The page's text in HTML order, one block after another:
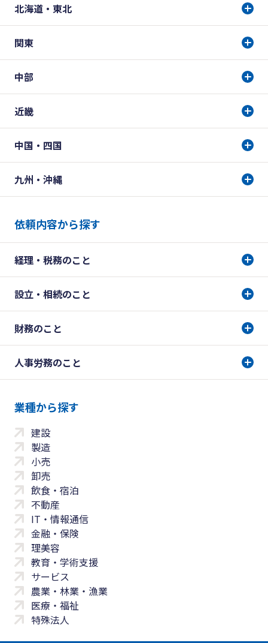
北海道・東北
関東
中部
近畿
中国・四国
九州・沖縄
依頼内容から探す
経理・税務のこと
設立・相続のこと
財務のこと
人事労務のこと
業種から探す
建設
製造
小売
卸売
飲食・宿泊
不動産
IT・情報通信
金融・保険
理美容
教育・学術支援
サービス
農業・林業・漁業
医療・福祉
特殊法人